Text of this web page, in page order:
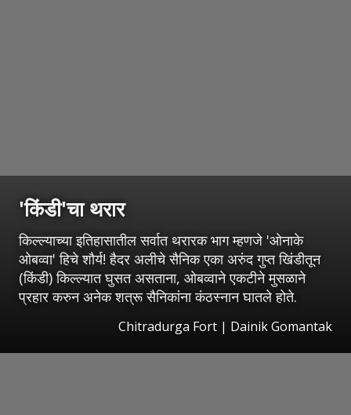
'किंडी'चा थरार
किल्ल्याच्या इतिहासातील सर्वात थरारक भाग म्हणजे 'ओनाके
ओबव्वा' हिचे शौर्य! हैदर अलीचे सैनिक एका अरुंद गुप्त खिंडीतून
(किंडी) किल्ल्यात घुसत असताना, ओबव्वाने एकटीने मुसळाने
प्रहार करुन अनेक शत्रू सैनिकांना कंठस्नान घातले होते.
Chitradurga Fort | Dainik Gomantak